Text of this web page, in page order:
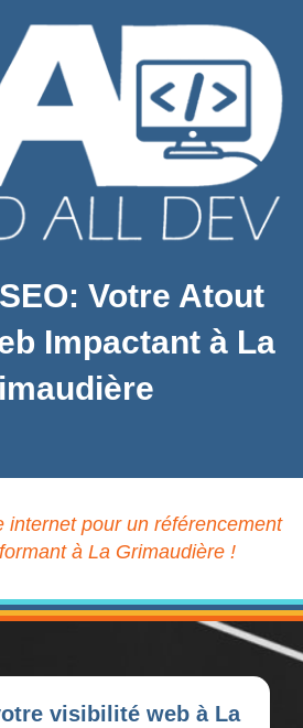
Votre Atout
Impactant à La
internet pour un référencement
à La Grimaudière !
visibilité web à La